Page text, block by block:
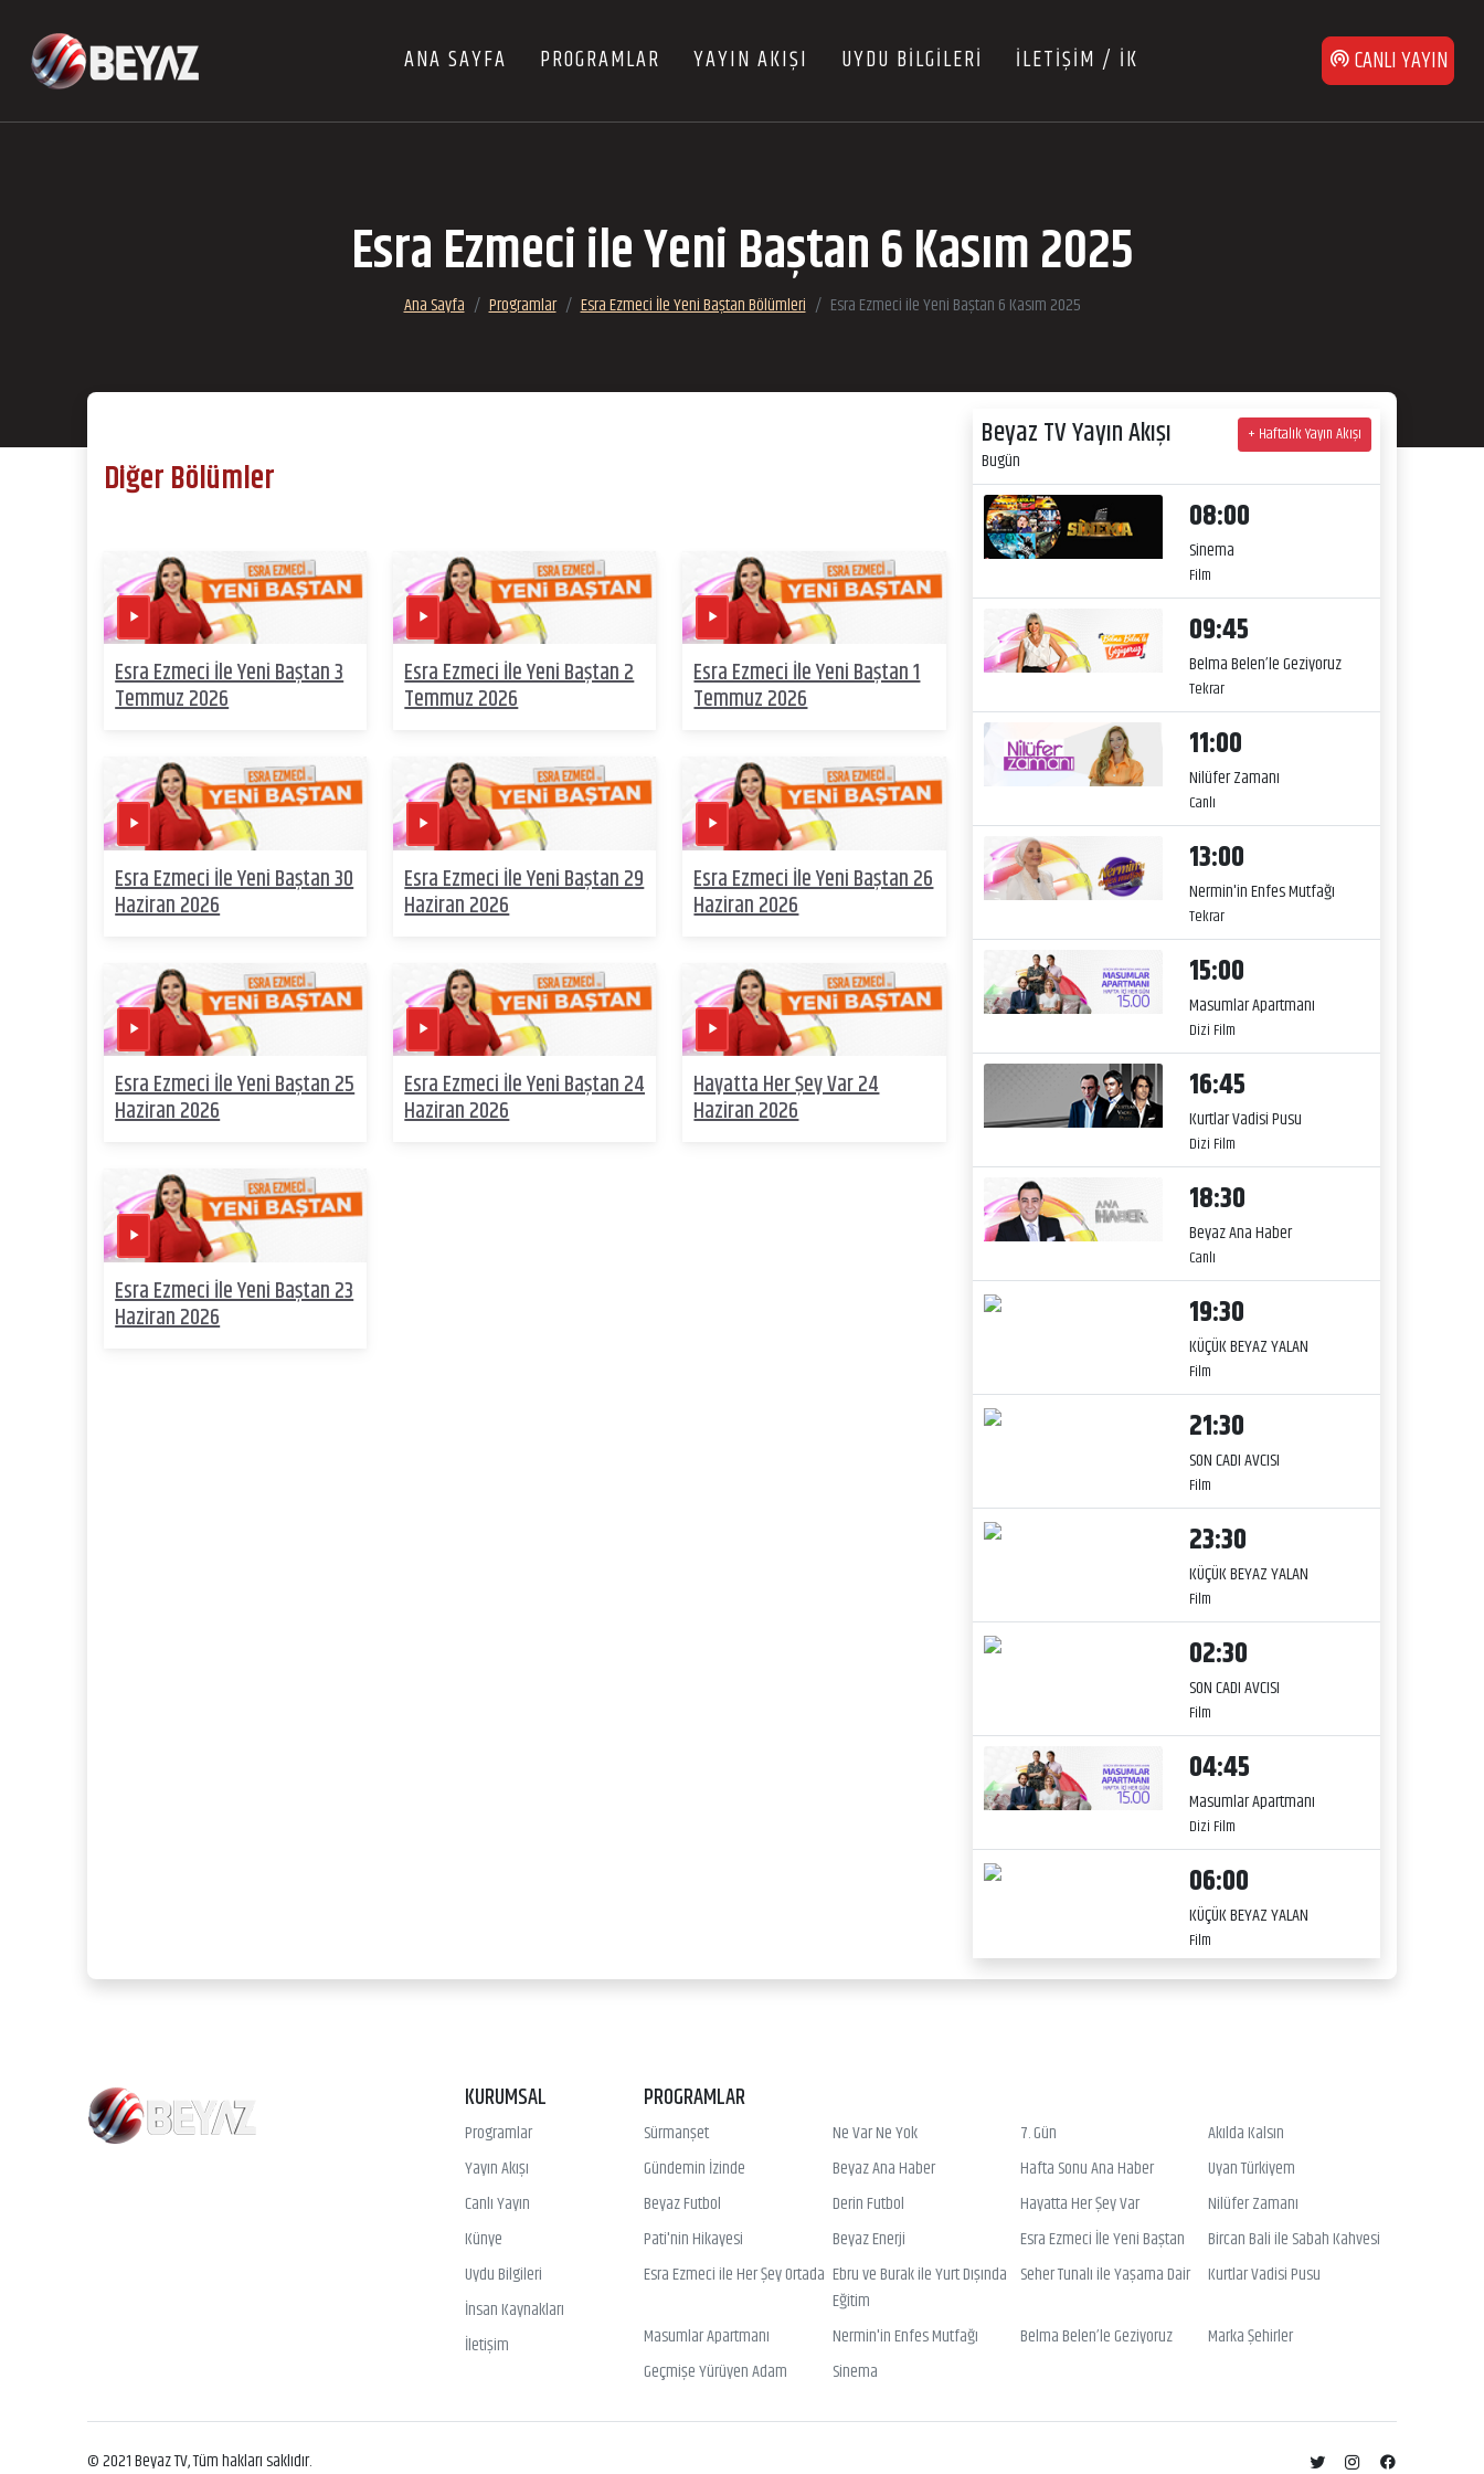
ANA SAYFA PROGRAMLAR YAYIN AKIŞI UYDU BİLGİLERİ İLETİŞİM / İK CANLI YAYIN
Esra Ezmeci ile Yeni Baştan 6 Kasım 2025
Ana Sayfa Programlar Esra Ezmeci İle Yeni Baştan Bölümleri Esra Ezmeci ile Yeni Baştan 6 Kasım 2025
Diğer Bölümler
Esra Ezmeci İle Yeni Baştan 3
Temmuz 2026
Esra Ezmeci İle Yeni Baştan 2
Temmuz 2026
Esra Ezmeci İle Yeni Baştan 1
Temmuz 2026
Esra Ezmeci İle Yeni Baştan 30
Haziran 2026
Esra Ezmeci İle Yeni Baştan 29
Haziran 2026
Esra Ezmeci İle Yeni Baştan 26
Haziran 2026
Esra Ezmeci İle Yeni Baştan 25
Haziran 2026
Esra Ezmeci İle Yeni Baştan 24
Haziran 2026
Hayatta Her Şey Var 24
Haziran 2026
Esra Ezmeci İle Yeni Baştan 23
Haziran 2026
Beyaz TV Yayın Akışı
Bugün
+ Haftalık Yayın Akışı
08:00
Sinema
Film
09:45
Belma Belen’le Geziyoruz
Tekrar
11:00
Nilüfer Zamanı
Canlı
13:00
Nermin'in Enfes Mutfağı
Tekrar
15:00
Masumlar Apartmanı
Dizi Film
16:45
Kurtlar Vadisi Pusu
Dizi Film
18:30
Beyaz Ana Haber
Canlı
19:30
KÜÇÜK BEYAZ YALAN
Film
21:30
SON CADI AVCISI
Film
23:30
KÜÇÜK BEYAZ YALAN
Film
02:30
SON CADI AVCISI
Film
04:45
Masumlar Apartmanı
Dizi Film
06:00
KÜÇÜK BEYAZ YALAN
Film
KURUMSAL
Programlar
Yayın Akışı
Canlı Yayın
Künye
Uydu Bilgileri
İnsan Kaynakları
İletişim
PROGRAMLAR
Sürmanşet Ne Var Ne Yok 7. Gün
Akılda Kalsın
Gündemin İzinde
Beyaz Ana Haber Hafta Sonu Ana Haber
Uyan Türkiyem
Beyaz Futbol
Derin Futbol Hayatta Her Şey Var
Nilüfer Zamanı
Pati'nin Hikayesi
Beyaz Enerji Esra Ezmeci İle Yeni Baştan
Bircan Bali ile Sabah Kahvesi
Esra Ezmeci ile Her Şey Ortada Ebru ve Burak ile Yurt Dışında
Eğitim
Seher Tunalı ile Yaşama Dair Kurtlar Vadisi Pusu
Masumlar Apartmanı Nermin'in Enfes Mutfağı Belma Belen’le Geziyoruz
Marka Şehirler
Geçmişe Yürüyen Adam
Sinema
© 2021 Beyaz TV, Tüm hakları saklıdır.